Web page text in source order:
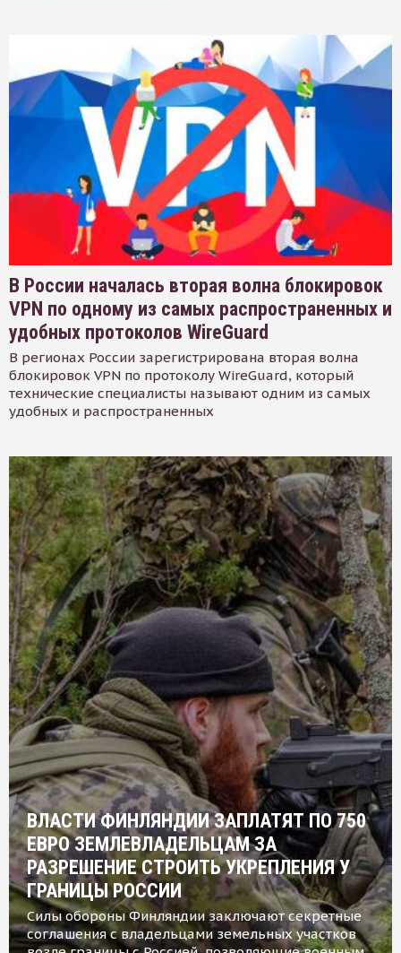
В России началась вторая волна блокировок
VPN по одному из самых распространенных и
удобных протоколов WireGuard
В регионах России зарегистрирована вторая волна
блокировок VPN по протоколу WireGuard, который
технические специалисты называют одним из самых
удобных и распространенных
ВЛАСТИ ФИНЛЯНДИИ ЗАПЛАТЯТ ПО 750
ЕВРО ЗЕМЛЕВЛАДЕЛЬЦАМ ЗА
РАЗРЕШЕНИЕ СТРОИТЬ УКРЕПЛЕНИЯ У
ГРАНИЦЫ РОССИИ
Силы обороны Финляндии заключают секретные
соглашения с владельцами земельных участков